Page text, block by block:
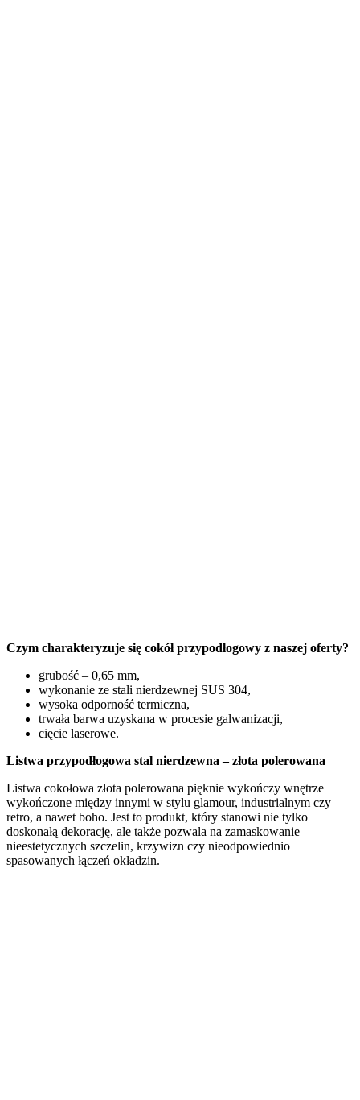
Czym charakteryzuje się cokół przypodłogowy z naszej oferty?
grubość – 0,65 mm,
wykonanie ze stali nierdzewnej SUS 304,
wysoka odporność termiczna,
trwała barwa uzyskana w procesie galwanizacji,
cięcie laserowe.
Listwa przypodłogowa stal nierdzewna – złota polerowana
Listwa cokołowa złota polerowana pięknie wykończy wnętrze
wykończone między innymi w stylu glamour, industrialnym czy
retro, a nawet boho. Jest to produkt, który stanowi nie tylko
doskonałą dekorację, ale także pozwala na zamaskowanie
nieestetycznych szczelin, krzywizn czy nieodpowiednio
spasowanych łączeń okładzin.